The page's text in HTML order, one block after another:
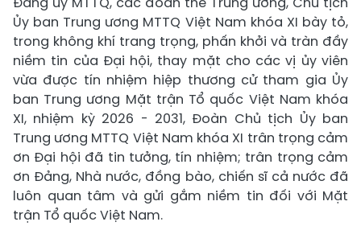
Ủy ban Trung ương MTTQ Việt Nam khóa XI bày tỏ,
trong không khí trang trọng, phấn khởi và tràn đầy
niềm tin của Đại hội, thay mặt cho các vị ủy viên
vừa được tín nhiệm hiệp thương cử tham gia Ủy
ban Trung ương Mặt trận Tổ quốc Việt Nam khóa
XI, nhiệm kỳ 2026 - 2031, Đoàn Chủ tịch Ủy ban
Trung ương MTTQ Việt Nam khóa XI trân trọng cảm
ơn Đại hội đã tin tưởng, tín nhiệm; trân trọng cảm
ơn Đảng, Nhà nước, đồng bào, chiến sĩ cả nước đã
luôn quan tâm và gửi gắm niềm tin đối với Mặt
trận Tổ quốc Việt Nam.